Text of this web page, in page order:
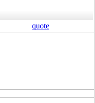
quote